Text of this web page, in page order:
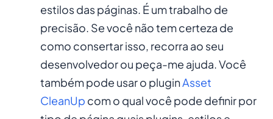
estilos das páginas. É um trabalho de
precisão. Se você não tem certeza de
como consertar isso, recorra ao seu
desenvolvedor ou peça-me ajuda. Você
também pode usar o pluginAsset
CleanUp com o qual você pode definir por